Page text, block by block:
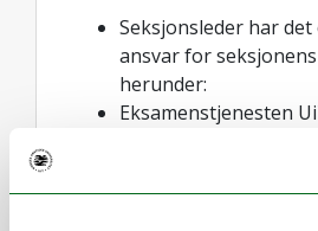
Seksjonsleder har
ansvar for
herunder:
Eksamenstjenesten
Juridisk rådgivning og